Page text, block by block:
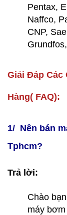
Pentax,
Naffco,
CNP,
Giải Đáp Các
Hàng( FAQ):
1/ Nên bán
Tphcm?
Trả lời:
Chào
máy